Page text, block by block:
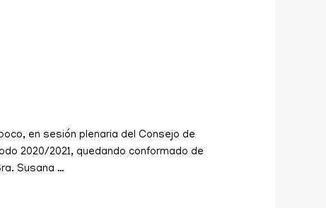
en sesión plenaria del Consejo de
2020/2021, quedando conformado de
Susana …